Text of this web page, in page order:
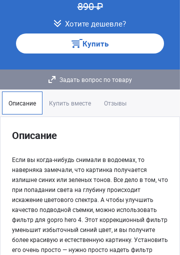
890 ₽
Хотите дешевле?
Купить
Задать вопрос по товару
Описание Купить вместе Отзывы
Описание
Если вы когда-нибудь снимали в водоемах, то
наверняка замечали, что картинка получается
излишне синих или зеленых тонов. Все дело в том, что
при попадании света на глубину происходит
искажение цветового спектра. А чтобы улучшить
качество подводной съемки, можно использовать
фильтр для gopro hero 4. Этот коррекционный фильтр
уменьшит избыточный синий цвет, и вы получите
более красивую и естественную картинку. Установить
его очень просто — нужно просто надеть фильтр